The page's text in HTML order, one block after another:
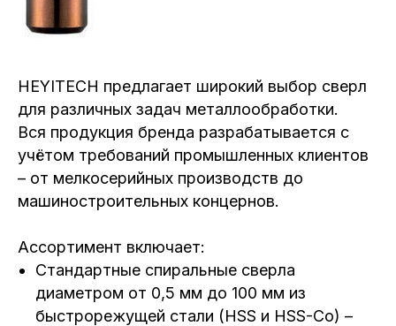
HEYITECH предлагает широкий выбор сверл
для различных задач металлообработки.
Вся продукция бренда разрабатывается с
учётом требований промышленных клиентов
– от мелкосерийных производств до
машиностроительных концернов.
Ассортимент включает:
Стандартные спиральные сверла
диаметром от 0,5 мм до 100 мм из
быстрорежущей стали (HSS и HSS-Co) –